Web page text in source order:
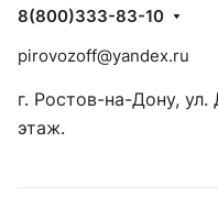
8(800)333-83-10
pirovozoff@yandex.ru
г. Ростов-на-Дону,
этаж.